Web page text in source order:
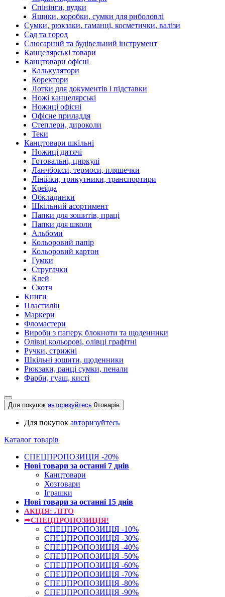
Спінінги, вудки
Ящики, коробки, сумки для риболовлі
Сумки, рюкзаки, гаманці, косметички, валізи
Сад та город
Слюсарний та будівельний інструмент
Канцелярські товари
Канцтовари офісні
Калькулятори
Коректори
Лотки для документів і підставки
Ножі канцелярські
Ножиці офісні
Офісне приладдя
Степлери, дироколи
Теки
Канцтовари шкільні
Ножиці дитячі
Готовальні, циркулі
Ланчбокси, термоси, пляшечки
Лінійки, трикутники, транспортири
Крейда
Обкладинки
Шкільний асортимент
Папки для зошитів, праці
Папки для школи
Альбоми
Кольоровий папір
Кольоровий картон
Гумки
Стругачки
Клей
Скотч
Книги
Пластилін
Маркери
Фломастери
Вироби з паперу, блокноти та щоденники
Олівці кольорові, олівці графітні
Ручки, стрижні
Шкільні зошити, щоденники
Рюкзаки, ранці сумки, пенали
Фарби, гуаш, кисті
Для покупок авторизуйтесь 0товарів
Для покупок авторизуйтесь
Каталог товарів
СПЕЦПРОПОЗИЦІЯ -20%
Нові товари за останнi 7 днiв
Канцтовари
Хозтовари
Іграшки
Нові товари за останнi 15 днiв
АКЦІЯ: ЛІТО
➥СПЕЦПРОПОЗИЦІЯ!
СПЕЦПРОПОЗИЦІЯ -10%
СПЕЦПРОПОЗИЦІЯ -30%
СПЕЦПРОПОЗИЦІЯ -40%
СПЕЦПРОПОЗИЦІЯ -50%
СПЕЦПРОПОЗИЦІЯ -60%
СПЕЦПРОПОЗИЦІЯ -70%
СПЕЦПРОПОЗИЦІЯ -80%
СПЕЦПРОПОЗИЦІЯ -90%